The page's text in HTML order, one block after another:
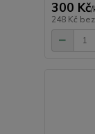
300 Kč/
248 Kč